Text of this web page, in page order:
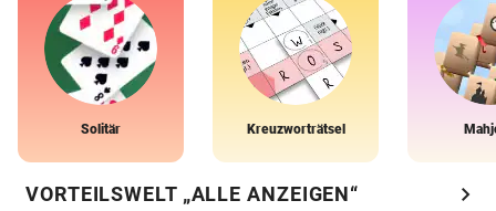
Solitär Kreuzworträtsel
VORTEILSWELT „ALLE ANZEIGEN“ chevron_right